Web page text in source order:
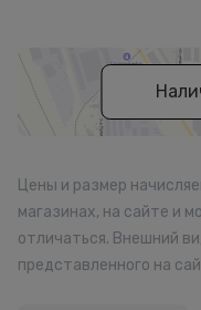
Цены и размер
магазинах, на сайте и
отличаться. Внешний
представленного на